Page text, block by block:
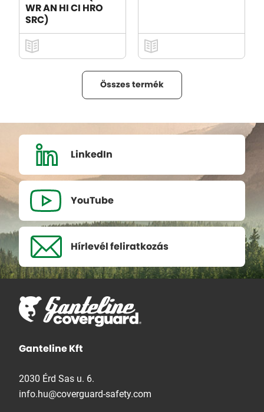
WR AN HI CI HRO
SRC)
Összes termék
LinkedIn
YouTube
Hírlevél feliratkozás
Ganteline Kft
2030 Érd Sas u. 6.
info.hu@coverguard-safety.com